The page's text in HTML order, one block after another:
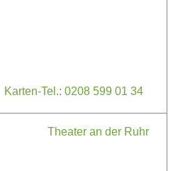
Karten-Tel.: 0208 599 01 34
Theater an der Ruhr